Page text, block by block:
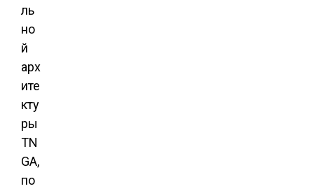
ль
но
й
арх
ите
кту
ры
TN
GA,
по